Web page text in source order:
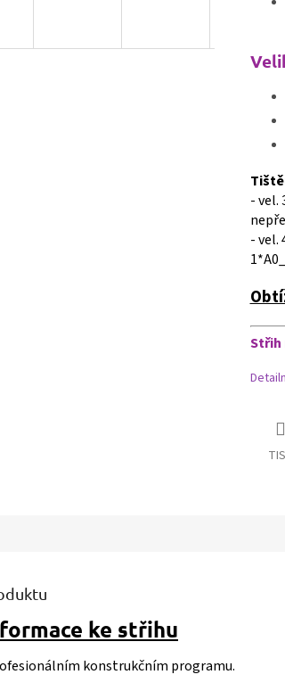
- vel.
- vel.
Střih
ke střihu
konstrukčním programu.